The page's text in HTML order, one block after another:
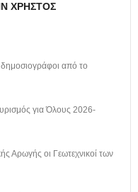
ΧΡΉΣΤΟΣ
δημοσιογράφοι από το
για Όλους 2026-
Αρωγής οι Γεωτεχνικοί των